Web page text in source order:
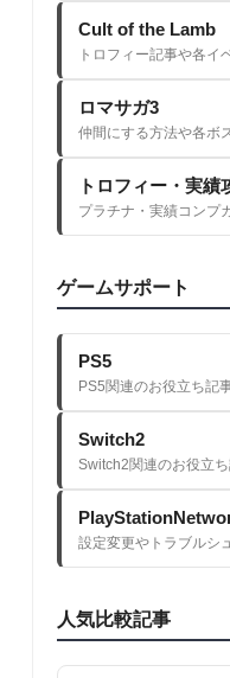
Cult of the Lamb
トロフィー記事や各イ
ロマサガ3
仲間にする方法や各ボ
トロフィー・実績
プラチナ・実績コンプ
ゲームサポート
PS5
PS5関連のお役立ち記
Switch2
Switch2関連のお役立
設定変更やトラブルシ
人気比較記事